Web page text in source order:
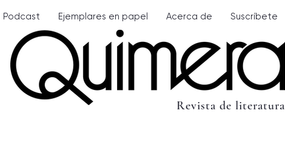
Podcast Ejemplares en papel Acerca de Suscríbete
Revista de literatura